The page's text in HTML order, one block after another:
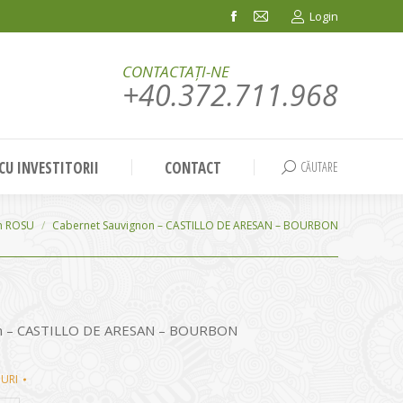
Facebook
in
window
Mail
in
window
Login
CONTACTAȚI-NE
+40.372.711.968
INVESTITORII CONTACT Search:
CĂUTARE
ROSU Cabernet Sauvignon – CASTILLO DE ARESAN – BOURBON
CASTILLO DE ARESAN – BOURBON